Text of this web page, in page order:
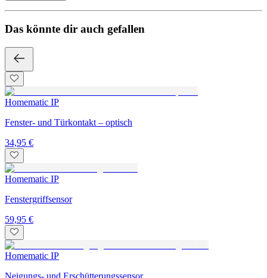
Das könnte dir auch gefallen
Homematic IP
Fenster- und Türkontakt – optisch
34,95 €
Homematic IP
Fenstergriffsensor
59,95 €
Homematic IP
Neigungs- und Erschütterungssensor